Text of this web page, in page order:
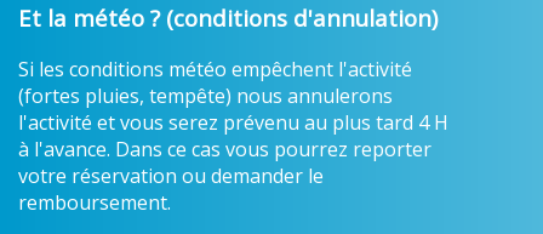
Et la météo ? (conditions d'annulation)
Si les conditions météo empêchent l'activité
(fortes pluies, tempête) nous annulerons
l'activité et vous serez prévenu au plus tard 4 H
à l'avance. Dans ce cas vous pourrez reporter
votre réservation ou demander le
remboursement.